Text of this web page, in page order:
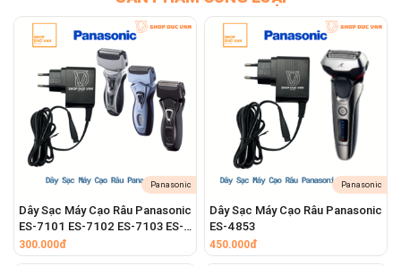
Thông tin sản phẩm
Tên sản phẩm: Dây Sạc Máy Cạo Râu Panasonic
ES-RT30 ES-RT33 ES-RT34 ES-RT36 ES-RT37
ES-RT46 ES-RT47 ES-RT53 ES-RT60 ES-RT64
ES-RT67
Màu sắc: Đen
Bảo hành: 12 tháng
Panasonic
Dây Sạc Máy Cạo Râu Panasonic
ES-7101 ES-7102 ES-7103 ES-
7109 ES-7111 ES-7112 ES-
7115
300.000đ
Panasonic
Dây Sạc Máy Cạo Râu Panasonic
ES-4853
450.000đ